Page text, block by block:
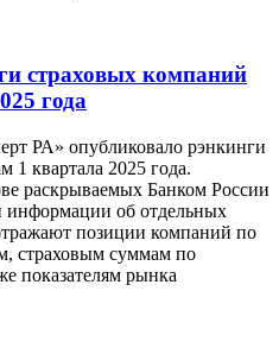
страховых компаний
года
РА» опубликовало рэнкинги
1 квартала 2025 года.
раскрываемых Банком России
информации об отдельных
позиции компаний по
страховым суммам по
показателям рынка